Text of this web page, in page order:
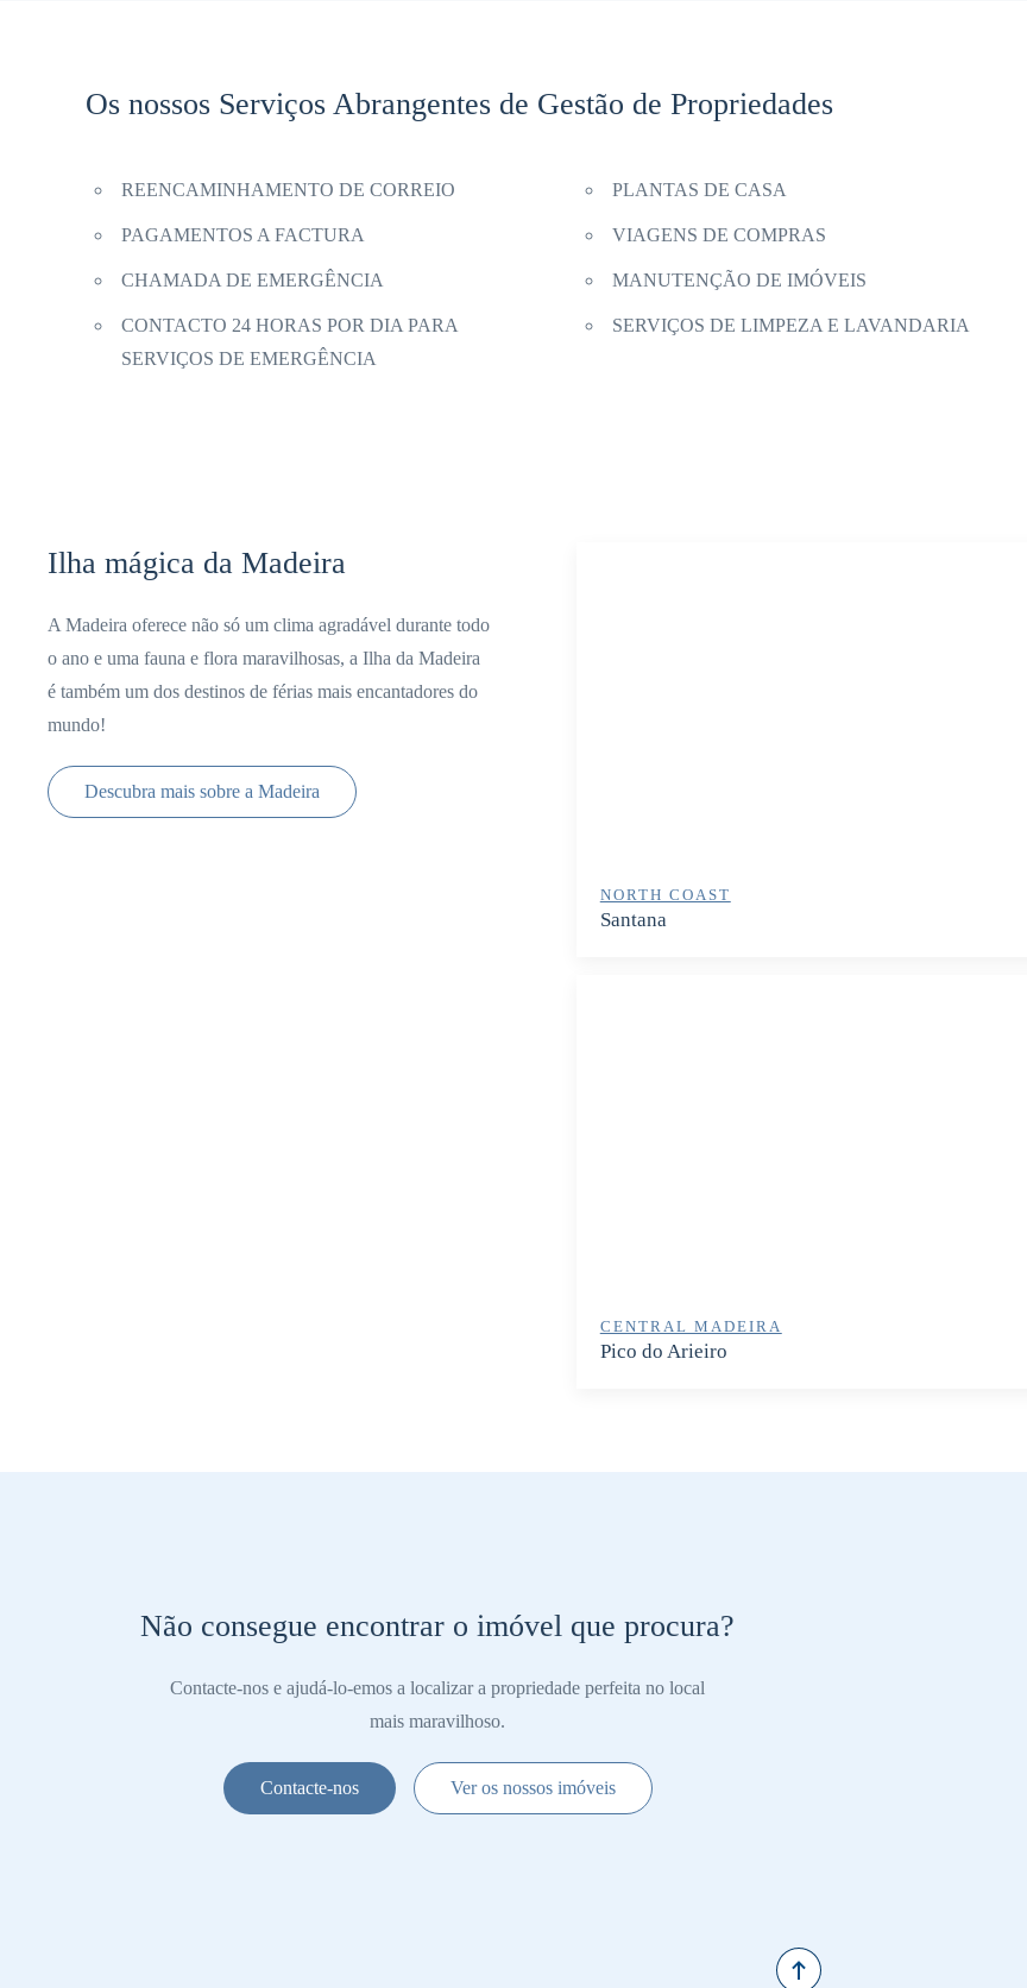
Os nossos Serviços Abrangentes de Gestão de Propriedades
REENCAMINHAMENTO DE CORREIO
PAGAMENTOS A FACTURA
CHAMADA DE EMERGÊNCIA
CONTACTO 24 HORAS POR DIA PARA
SERVIÇOS DE EMERGÊNCIA
PLANTAS DE CASA
VIAGENS DE COMPRAS
MANUTENÇÃO DE IMÓVEIS
SERVIÇOS DE LIMPEZA E LAVANDARIA
Ilha mágica da Madeira
A Madeira oferece não só um clima agradável durante todo
o ano e uma fauna e flora maravilhosas, a Ilha da Madeira
é também um dos destinos de férias mais encantadores do
mundo!
Descubra mais sobre a Madeira
NORTH COAST
Santana
CENTRAL MADEIRA
Pico do Arieiro
Não consegue encontrar o imóvel que procura?
Contacte-nos e ajudá-lo-emos a localizar a propriedade perfeita no local
mais maravilhoso.
Contacte-nos Ver os nossos imóveis